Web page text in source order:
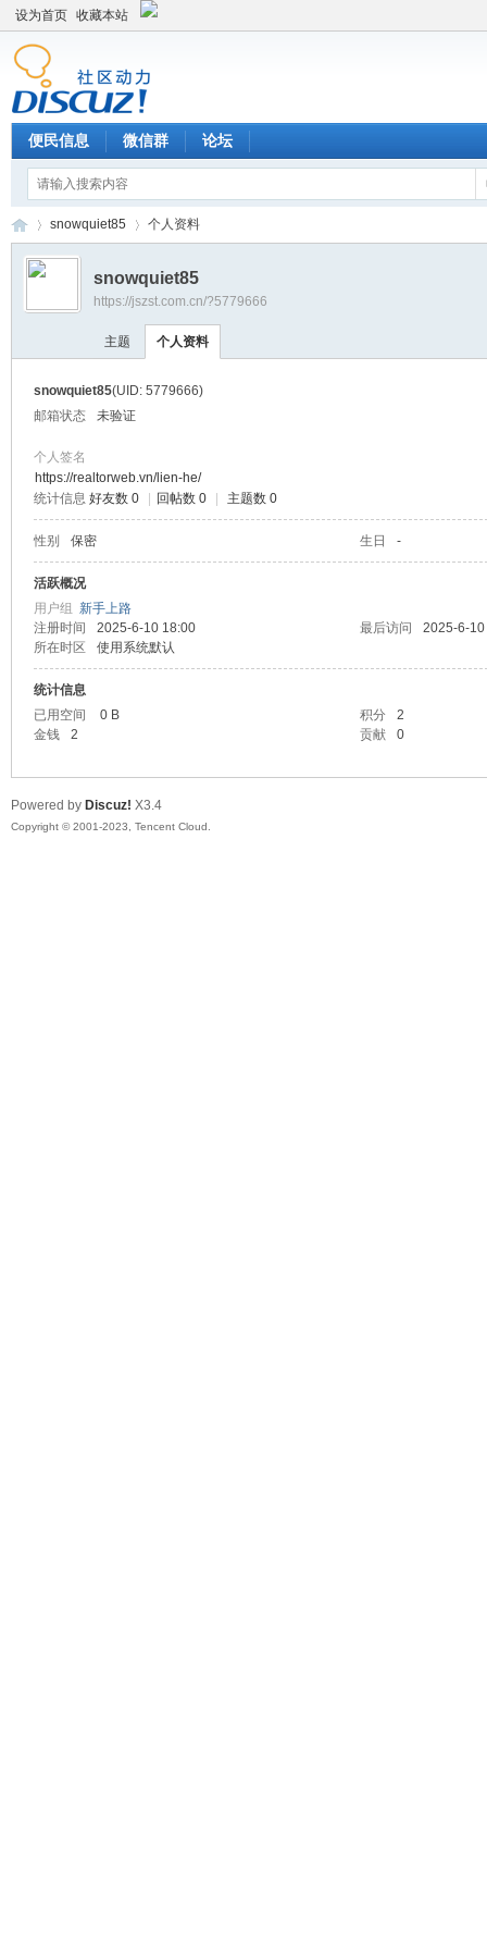
设为首页 收藏本站
便民信息 微信群 论坛
›
snowquiet85 个人资料
snowquiet85
https://jszst.com.cn/?5779666
主题 个人资料
snowquiet85(UID: 5779666)
邮箱状态
未验证
个人签名
https://realtorweb.vn/lien-he/
统计信息 好友数 0 回帖数 0 主题数 0
性别 保密 生日 -
活跃概况
用户组 新手上路
注册时间
2025-6-10 18:00 最后访问
2025-6-
所在时区
使用系统默认
统计信息
已用空间
0 B 积分
2
金钱
2 贡献 0
Powered by Discuz! X3.4
Copyright © 2001-2023, Tencent Cloud.